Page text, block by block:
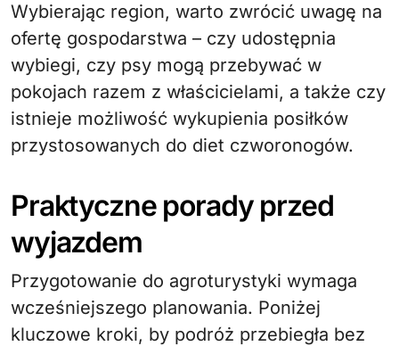
Wybierając region, warto zwrócić uwagę na
ofertę gospodarstwa – czy udostępnia
wybiegi, czy psy mogą przebywać w
pokojach razem z właścicielami, a także czy
istnieje możliwość wykupienia posiłków
przystosowanych do diet czworonogów.
Praktyczne porady przed
wyjazdem
Przygotowanie do agroturystyki wymaga
wcześniejszego planowania. Poniżej
kluczowe kroki, by podróż przebiegła bez